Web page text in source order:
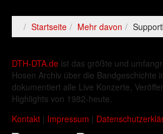
Startseite Mehr davon
DTH-DTA.de ist das größte und
Hosen Archiv über die Bandgeschichte
dokumentiert alle Live Konzerte,
Highlights von 1982-heute.
Kontakt | Impressum |